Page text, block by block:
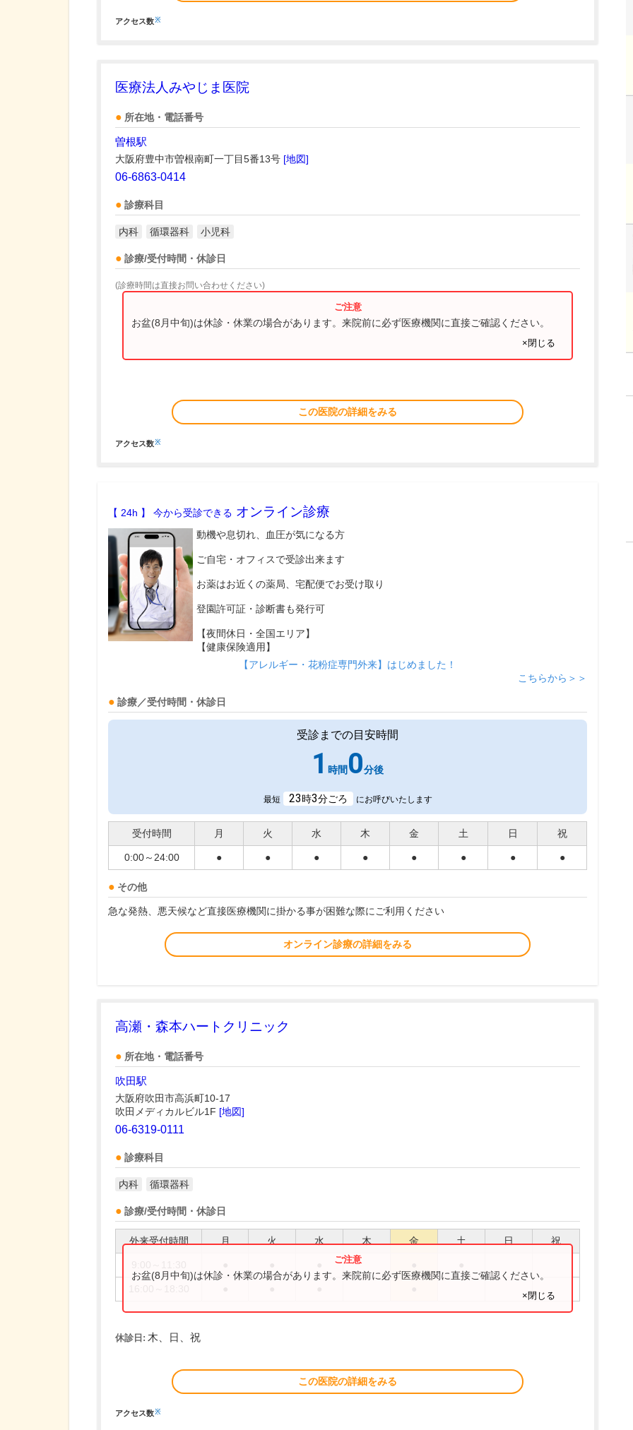
アクセス数※
医療法人みやじま医院
所在地・電話番号
曽根駅
大阪府豊中市曽根南町一丁目5番13号 [地図]
06-6863-0414
診療科目
内科 循環器科 小児科
診療/受付時間・休診日
(診療時間は直接お問い合わせください)
お盆(8月中旬)は休診・休業の場合があります。来院前に必ず医療機関に直接ご確認ください。
×閉じる
この医院の詳細をみる
アクセス数※
【 24h 】 今から受診できる オンライン診療
動機や息切れ、血圧が気になる方
ご自宅・オフィスで受診出来ます
お薬はお近くの薬局、宅配便でお受け取り
登園許可証・診断書も発行可
【夜間休日・全国エリア】
【健康保険適用】
【アレルギー・花粉症専門外来】はじめました！
こちらから＞＞
診療／受付時間・休診日
受診までの目安時間
1 時間 0分後
最短 23時3分ごろ にお呼びいたします
受付時間 月 火 水 木 金 土 日 祝
0:00～24:00 ● ● ● ● ● ● ● ●
その他
急な発熱、悪天候など直接医療機関に掛かる事が困難な際にご利用ください
オンライン診療の詳細をみる
高瀬・森本ハートクリニック
所在地・電話番号
吹田駅
大阪府吹田市高浜町10-17
吹田メディカルビル1F [地図]
06-6319-0111
診療科目
内科 循環器科
診療/受付時間・休診日
外来受付時間 月 火 水 木 金 土 日 祝
お盆(8月中旬)は休診・休業の場合があります。来院前に必ず医療機関に直接ご確認ください。
×閉じる
休診日: 木、日、祝
この医院の詳細をみる
アクセス数※